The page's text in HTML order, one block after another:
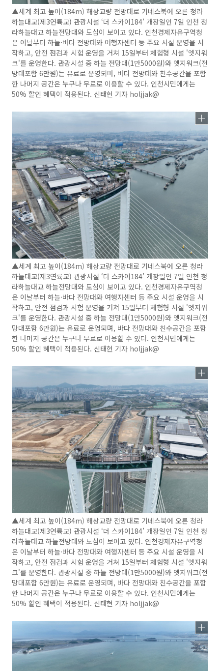
▲세계 최고 높이(184m) 해상교량 전망대로 기네스북에 오른 청라
하늘대교(제3연륙교) 관광시설 ‘더 스카이184’ 개장일인 7일 인천 청
라하늘대교 하늘전망대와 도심이 보이고 있다. 인천경제자유구역청
은 이날부터 하늘·바다 전망대와 여행자센터 등 주요 시설 운영을 시
작하고, 안전 점검과 시험 운영을 거쳐 15일부터 체험형 시설 '엣지워
크'를 운영한다. 관광시설 중 하늘 전망대(1만5000원)와 엣지워크(전
망대포함 6만원)는 유료로 운영되며, 바다 전망대와 친수공간을 포함
한 나머지 공간은 누구나 무료로 이용할 수 있다. 인천시민에게는
50% 할인 혜택이 적용된다. 신태현 기자 holjjak@
▲세계 최고 높이(184m) 해상교량 전망대로 기네스북에 오른 청라
하늘대교(제3연륙교) 관광시설 ‘더 스카이184’ 개장일인 7일 인천 청
라하늘대교 하늘전망대와 도심이 보이고 있다. 인천경제자유구역청
은 이날부터 하늘·바다 전망대와 여행자센터 등 주요 시설 운영을 시
작하고, 안전 점검과 시험 운영을 거쳐 15일부터 체험형 시설 '엣지워
크'를 운영한다. 관광시설 중 하늘 전망대(1만5000원)와 엣지워크(전
망대포함 6만원)는 유료로 운영되며, 바다 전망대와 친수공간을 포함
한 나머지 공간은 누구나 무료로 이용할 수 있다. 인천시민에게는
50% 할인 혜택이 적용된다. 신태현 기자 holjjak@
▲세계 최고 높이(184m) 해상교량 전망대로 기네스북에 오른 청라
하늘대교(제3연륙교) 관광시설 ‘더 스카이184’ 개장일인 7일 인천 청
라하늘대교 하늘전망대와 도심이 보이고 있다. 인천경제자유구역청
은 이날부터 하늘·바다 전망대와 여행자센터 등 주요 시설 운영을 시
작하고, 안전 점검과 시험 운영을 거쳐 15일부터 체험형 시설 '엣지워
크'를 운영한다. 관광시설 중 하늘 전망대(1만5000원)와 엣지워크(전
망대포함 6만원)는 유료로 운영되며, 바다 전망대와 친수공간을 포함
한 나머지 공간은 누구나 무료로 이용할 수 있다. 인천시민에게는
50% 할인 혜택이 적용된다. 신태현 기자 holjjak@